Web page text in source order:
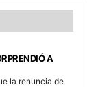
A
la renuncia de